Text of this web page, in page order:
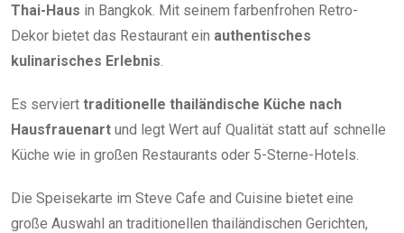
Thai-Haus in Bangkok. Mit seinem farbenfrohen Retro-
Dekor bietet das Restaurant ein authentisches
kulinarisches Erlebnis
Es serviert traditionelle thailändische Küche nach
Hausfrauenart und legt Wert auf Qualität statt auf schnelle
Küche wie in großen Restaurants oder 5-Sterne-Hotels.
Die Speisekarte im Steve Cafe and Cuisine bietet eine
große Auswahl an traditionellen thailändischen Gerichten,